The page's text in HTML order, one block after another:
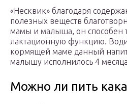
«Несквик» благодаря
полезных веществ
мамы и малыша, он способен
лактационную функцию.
кормящей маме данный
малышу исполнилось 4
Можно ли пить